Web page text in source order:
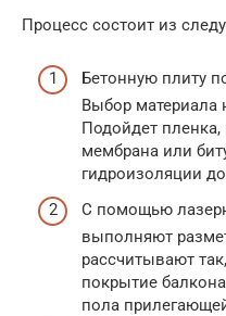
Процесс состоит из
Бетонную плиту
Выбор материала
Подойдет пленка,
мембрана или
гидроизоляции
С помощью
выполняют
рассчитывают
покрытие
пола